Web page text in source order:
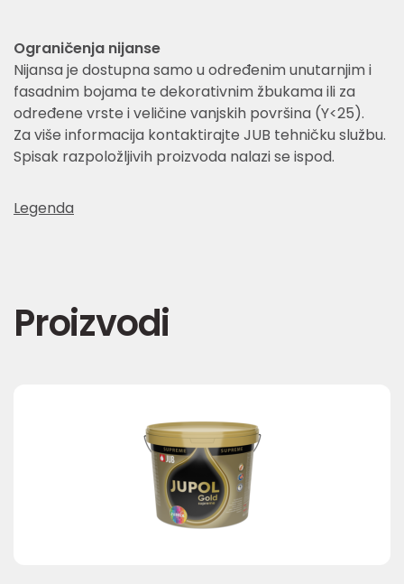
Ograničenja nijanse
Nijansa je dostupna samo u određenim unutarnjim i
fasadnim bojama te dekorativnim žbukama ili za
određene vrste i veličine vanjskih površina (Y<25).
Za više informacija kontaktirajte JUB tehničku službu.
Spisak razpoložljivih proizvoda nalazi se ispod.
Legenda
Proizvodi